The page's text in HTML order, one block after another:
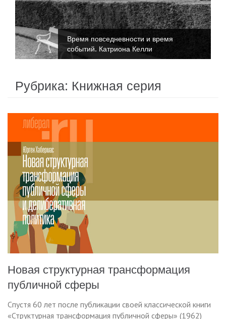
Время повседневности и время
событий. Катриона Келли
Рубрика: Книжная серия
Новая структурная трансформация
публичной сферы
Спустя 60 лет после публикации своей классической книги
«Структурная трансформация публичной сферы» (1962)